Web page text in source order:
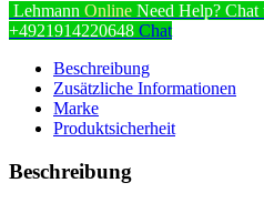
Lehmann Online Need Help? Chat
+4921914220648 Chat
Beschreibung
Zusätzliche Informationen
Marke
Produktsicherheit
Beschreibung